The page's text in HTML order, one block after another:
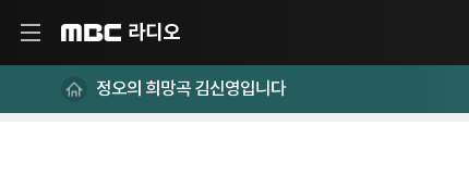
라디오
정오의 희망곡 김신영입니다